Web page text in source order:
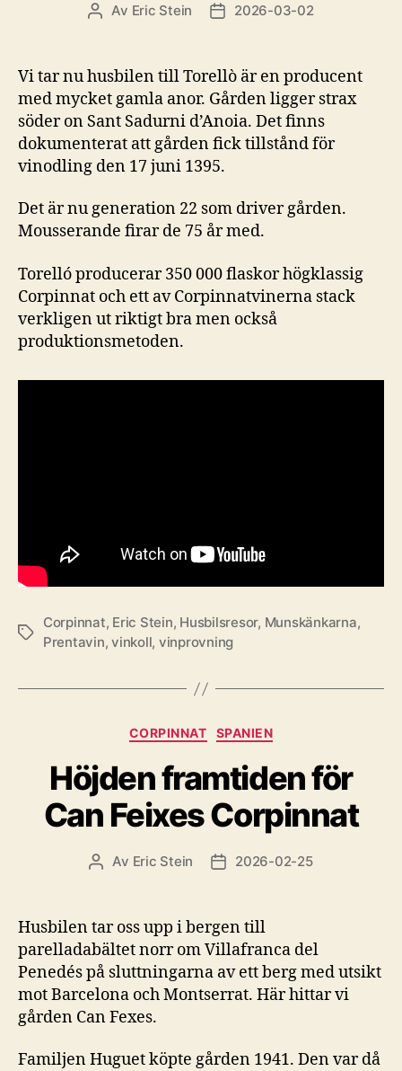
Inläggsförfattare
Av Eric Stein Inläggsdatum
2026-03-02
Vi tar nu husbilen till Torellò är en producent
med mycket gamla anor. Gården ligger strax
söder on Sant Sadurni d’Anoia. Det finns
dokumenterat att gården fick tillstånd för
vinodling den 17 juni 1395.
Det är nu generation 22 som driver gården.
Mousserande firar de 75 år med.
Torelló producerar 350 000 flaskor högklassig
Corpinnat och ett av Corpinnatvinerna stack
verkligen ut riktigt bra men också
produktionsmetoden.
Etiketter
Corpinnat, Eric Stein, Husbilsresor, Munskänkarna,
Prentavin,vinkoll, vinprovning
Kategorier
CORPINNAT SPANIEN
Höjden framtiden för
Can Feixes Corpinnat
Inläggsförfattare
Av Eric Stein Inläggsdatum
2026-02-25
Husbilen tar oss upp i bergen till
parelladabältet norr om Villafranca del
Penedés på sluttningarna av ett berg med utsikt
mot Barcelona och Montserrat. Här hittar vi
gården Can Fexes.
Familjen Huguet köpte gården 1941. Den var då